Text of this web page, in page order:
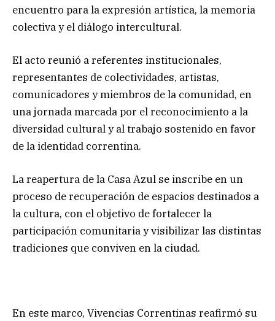
encuentro para la expresión artística, la memoria
colectiva y el diálogo intercultural.
El acto reunió a referentes institucionales,
representantes de colectividades, artistas,
comunicadores y miembros de la comunidad, en
una jornada marcada por el reconocimiento a la
diversidad cultural y al trabajo sostenido en favor
de la identidad correntina.
La reapertura de la Casa Azul se inscribe en un
proceso de recuperación de espacios destinados a
la cultura, con el objetivo de fortalecer la
participación comunitaria y visibilizar las distintas
tradiciones que conviven en la ciudad.
En este marco, Vivencias Correntinas reafirmó su